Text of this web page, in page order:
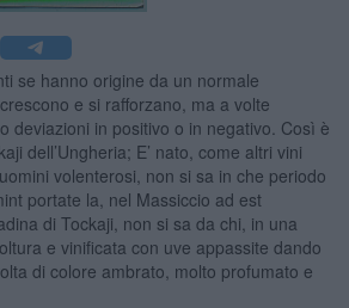
se hanno origine da un normale
e si rafforzano, ma a volte
deviazioni in positivo o in negativo. Così è
dell’Ungheria; E’ nato, come altri vini
volenterosi, non si sa in che periodo
portate la, nel Massiccio ad est
di Tockaji, non si sa da chi, in una
e vinificata con uve appassite dando
di colore ambrato, molto profumato e